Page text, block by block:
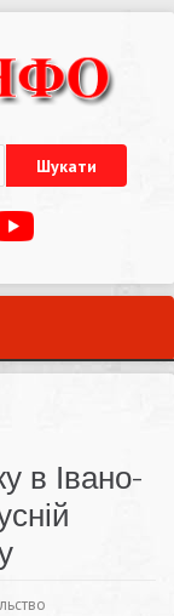
в Івано-